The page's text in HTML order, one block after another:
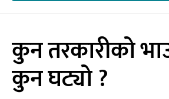
कुन तरकारीको
कुन घट्यो ?